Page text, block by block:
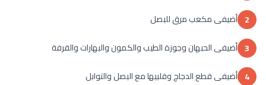
2 أضيفى مكعب مرق للبصل
3 أضيفى الحبهان وجوزة الطيب والكمون والبهارات والقرفة
4 أضيفى قطع الدجاج وقلبيها مع البصل والتوابل